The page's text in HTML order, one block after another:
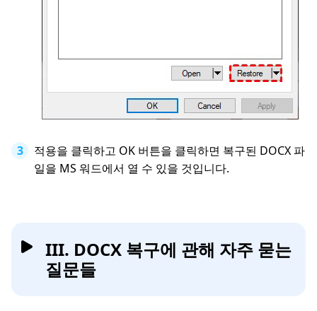
적용을 클릭하고 OK 버튼을 클릭하면 복구된 DOCX 파
일을 MS 워드에서 열 수 있을 것입니다.
III. DOCX 복구에 관해 자주 묻는
질문들